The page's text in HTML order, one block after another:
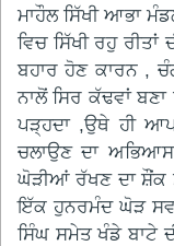
ਮਾਹੌਲ ਸਿੱਖੀ ਆਭਾ
ਵਿਚ ਸਿੱਖੀ ਰਹੁ
ਬਹਾਰ ਹੋਣ ਕਾਰਨ ,
ਨਾਲੋਂ ਸਿਰ ਕੱਢਵਾਂ
ਪੜ੍ਹਦਾ ,ਉਥੇ ਹੀ
ਚਲਾਉਣ ਦਾ
ਘੋੜੀਆਂ ਰੱਖਣ ਦਾ ਸ਼ੌਂਕ
ਇੱਕ ਹੁਨਰਮੰਦ ਘੋੜ
ਸਿੰਘ ਸਮੇਤ ਖੰਡੇ ਬਾਟੇ